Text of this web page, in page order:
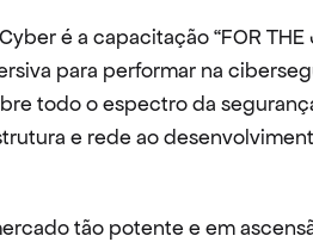
é a capacitação “FOR THE
para performar na
todo o espectro da
e rede ao
tão potente e em